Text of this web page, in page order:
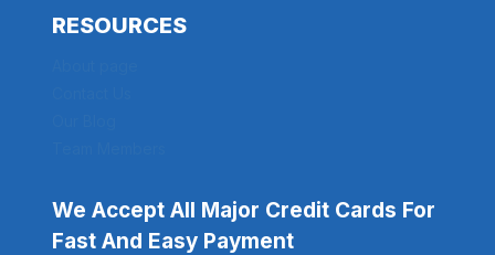
RESOURCES
We Accept All Major Credit Cards For
Fast And Easy Payment